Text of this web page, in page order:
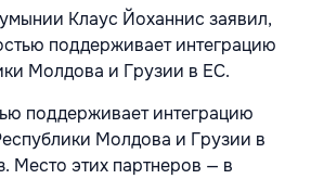
Клаус Йоханнис заявил,
поддерживает интеграцию
Молдова и Грузии в ЕС.
поддерживает интеграцию
Молдова и Грузии в
Место этих партнеров — в